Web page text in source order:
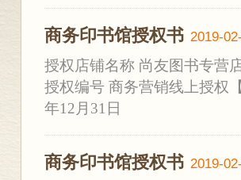
商务印书馆授权书 2019-
授权店铺名称 尚友图书专营
授权编号 商务营销线上授权
年12月31日
商务印书馆授权书 2019-